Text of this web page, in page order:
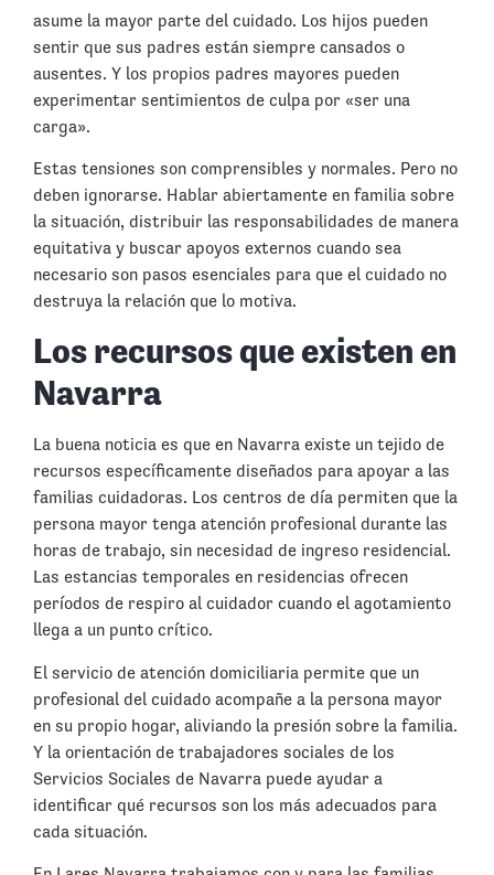
asume la mayor parte del cuidado. Los hijos pueden
sentir que sus padres están siempre cansados o
ausentes. Y los propios padres mayores pueden
experimentar sentimientos de culpa por «ser una
carga».
Estas tensiones son comprensibles y normales. Pero no
deben ignorarse. Hablar abiertamente en familia sobre
la situación, distribuir las responsabilidades de manera
equitativa y buscar apoyos externos cuando sea
necesario son pasos esenciales para que el cuidado no
destruya la relación que lo motiva.
Los recursos que existen en
Navarra
La buena noticia es que en Navarra existe un tejido de
recursos específicamente diseñados para apoyar a las
familias cuidadoras. Los centros de día permiten que la
persona mayor tenga atención profesional durante las
horas de trabajo, sin necesidad de ingreso residencial.
Las estancias temporales en residencias ofrecen
períodos de respiro al cuidador cuando el agotamiento
llega a un punto crítico.
El servicio de atención domiciliaria permite que un
profesional del cuidado acompañe a la persona mayor
en su propio hogar, aliviando la presión sobre la familia.
Y la orientación de trabajadores sociales de los
Servicios Sociales de Navarra puede ayudar a
identificar qué recursos son los más adecuados para
cada situación.